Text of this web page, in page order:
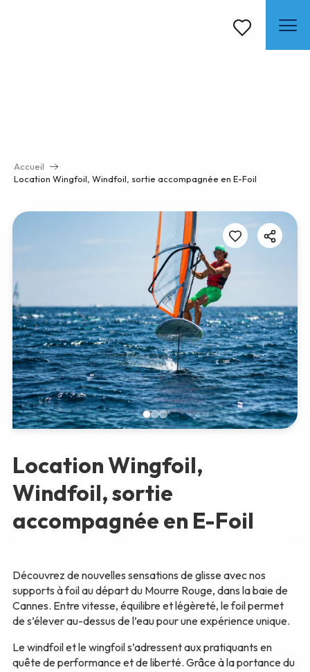
Voir les favoris
Accueil
Location Wingfoil, Windfoil, sortie accompagnée en E-Foil